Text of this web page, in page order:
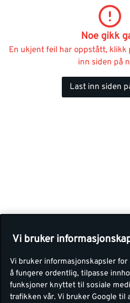
Noe gikk
En ukjent feil har oppstått, klikk
inn siden på
Last inn siden
Vi bruker
Vi bruker informasjonskapsler
å fungere ordentlig, tilpasse
funksjoner knyttet til sosiale
trafikken vår. Vi bruker Google til